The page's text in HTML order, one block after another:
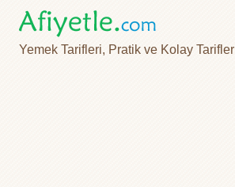
Yemek Tarifleri, Pratik ve Kolay Tarifler